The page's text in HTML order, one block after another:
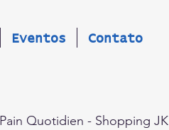
Eventos Contato
Quotidien - Shopping JK